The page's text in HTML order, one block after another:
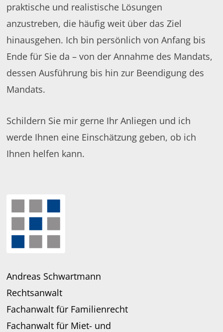
praktische und realistische Lösungen
anzustreben, die häufig weit über das Ziel
hinausgehen. Ich bin persönlich von Anfang bis
Ende für Sie da – von der Annahme des Mandats,
dessen Ausführung bis hin zur Beendigung des
Mandats.
Schildern Sie mir gerne Ihr Anliegen und ich
werde Ihnen eine Einschätzung geben, ob ich
Ihnen helfen kann.
Andreas Schwartmann
Rechtsanwalt
Fachanwalt für Familienrecht
Fachanwalt für Miet- und